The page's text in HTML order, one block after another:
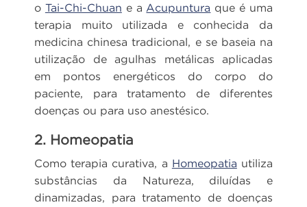
o Tai-Chi-Chuan e a Acupuntura que é uma
terapia muito utilizada e conhecida da
medicina chinesa tradicional, e se baseia na
utilização de agulhas metálicas aplicadas
em pontos energéticos do corpo do
paciente, para tratamento de diferentes
doenças ou para uso anestésico.
2. Homeopatia
Como terapia curativa, a Homeopatia utiliza
substâncias da Natureza, diluídas e
dinamizadas, para tratamento de doenças